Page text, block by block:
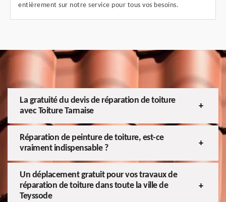
entièrement sur notre service pour tous vos besoins.
La gratuité du devis de réparation de toiture
avec Toiture Tarnaise
Réparation de peinture de toiture, est-ce
vraiment indispensable ?
Un déplacement gratuit pour vos travaux de
réparation de toiture dans toute la ville de
Teyssode